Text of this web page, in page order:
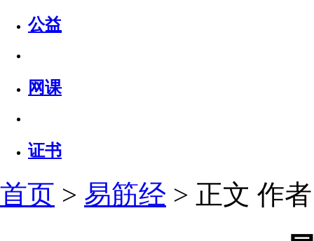
公益
网课
证书
首页 > 易筋经 > 正文 作